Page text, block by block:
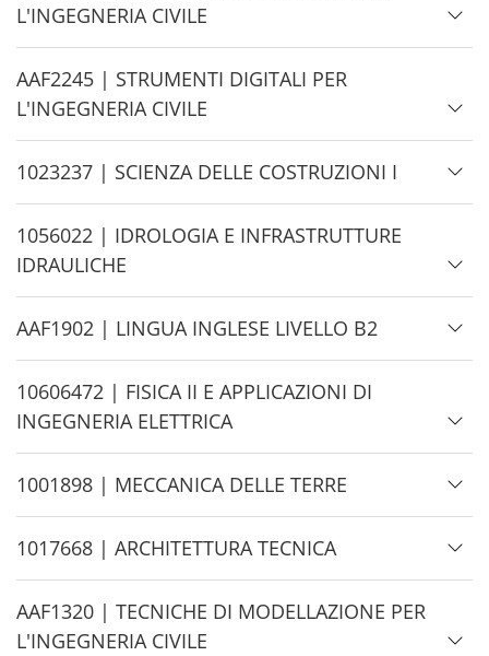
ei
d
e
L'INGEGNERIA CIVILE
H
i
d
e
AAF2245 | STRUMENTI DIGITALI PER
L'INGEGNERIA CIVILE
H
i
d
e
1023237 | SCIENZA DELLE COSTRUZIONI I
H
i
d
e
1056022 | IDROLOGIA E INFRASTRUTTURE
IDRAULICHE
H
i
d
e
AAF1902 | LINGUA INGLESE LIVELLO B2
H
i
d
e
10606472 | FISICA II E APPLICAZIONI DI
INGEGNERIA ELETTRICA
H
i
d
e
1001898 | MECCANICA DELLE TERRE
H
i
d
e
1017668 | ARCHITETTURA TECNICA
H
i
AAF1320 | TECNICHE DI MODELLAZIONE PER
L'INGEGNERIA CIVILE